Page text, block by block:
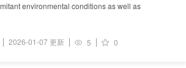
environmental conditions as well as
2026-01-07 更新 5 0